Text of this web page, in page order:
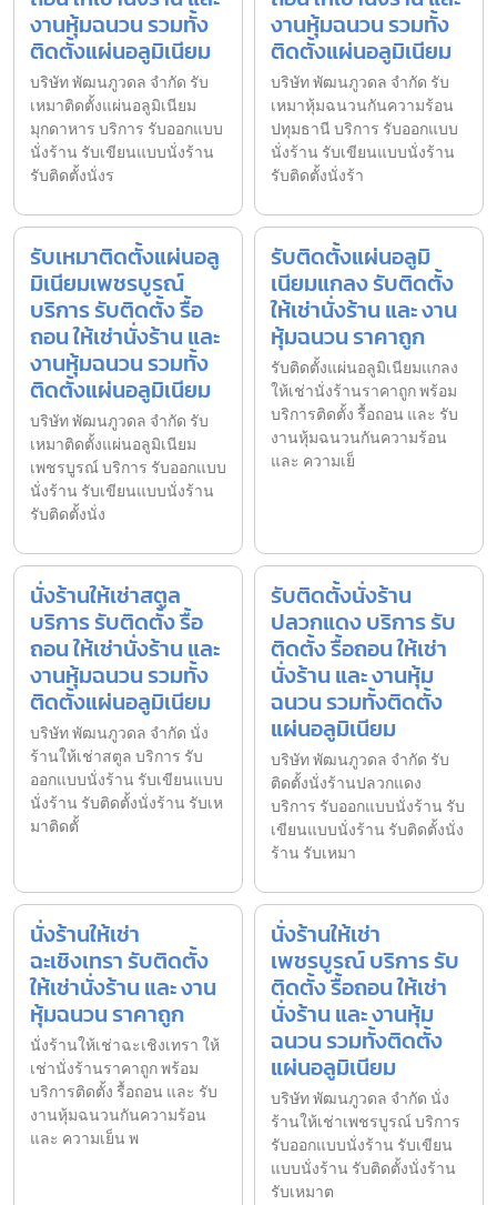
งานหุ้มฉนวน รวมทั้ง
ติดตั้งแผ่นอลูมิเนียม
บริษัท พัฒนภูวดล จำกัด รับ
เหมาติดตั้งแผ่นอลูมิเนียม
มุกดาหาร บริการ รับออกแบบ
นั่งร้าน รับเขียนแบบนั่งร้าน
รับติดตั้งนั่งร
งานหุ้มฉนวน รวมทั้ง
ติดตั้งแผ่นอลูมิเนียม
บริษัท พัฒนภูวดล จำกัด รับ
เหมาหุ้มฉนวนกันความร้อน
ปทุมธานี บริการ รับออกแบบ
นั่งร้าน รับเขียนแบบนั่งร้าน
รับติดตั้งนั่งร้า
รับเหมาติดตั้งแผ่นอลู
มิเนียมเพชรบูรณ์
บริการ รับติดตั้ง รื้อ
ถอน ให้เช่านั่งร้าน และ
งานหุ้มฉนวน รวมทั้ง
ติดตั้งแผ่นอลูมิเนียม
บริษัท พัฒนภูวดล จำกัด รับ
เหมาติดตั้งแผ่นอลูมิเนียม
เพชรบูรณ์ บริการ รับออกแบบ
นั่งร้าน รับเขียนแบบนั่งร้าน
รับติดตั้งนั่ง
รับติดตั้งแผ่นอลูมิ
เนียมแกลง รับติดตั้ง
ให้เช่านั่งร้าน และ งาน
หุ้มฉนวน ราคาถูก
รับติดตั้งแผ่นอลูมิเนียมแกลง
ให้เช่านั่งร้านราคาถูก พร้อม
บริการติดตั้ง รื้อถอน และ รับ
งานหุ้มฉนวนกันความร้อน
และ ความเย็
นั่งร้านให้เช่าสตูล
บริการ รับติดตั้ง รื้อ
ถอน ให้เช่านั่งร้าน และ
งานหุ้มฉนวน รวมทั้ง
ติดตั้งแผ่นอลูมิเนียม
บริษัท พัฒนภูวดล จำกัด นั่ง
ร้านให้เช่าสตูล บริการ รับ
ออกแบบนั่งร้าน รับเขียนแบบ
นั่งร้าน รับติดตั้งนั่งร้าน รับเห
มาติดตั้
รับติดตั้งนั่งร้าน
ปลวกแดง บริการ รับ
ติดตั้ง รื้อถอน ให้เช่า
นั่งร้าน และ งานหุ้ม
ฉนวน รวมทั้งติดตั้ง
แผ่นอลูมิเนียม
บริษัท พัฒนภูวดล จำกัด รับ
ติดตั้งนั่งร้านปลวกแดง
บริการ รับออกแบบนั่งร้าน รับ
เขียนแบบนั่งร้าน รับติดตั้งนั่ง
ร้าน รับเหมา
นั่งร้านให้เช่า
ฉะเชิงเทรา รับติดตั้ง
ให้เช่านั่งร้าน และ งาน
หุ้มฉนวน ราคาถูก
นั่งร้านให้เช่าฉะเชิงเทรา ให้
เช่านั่งร้านราคาถูก พร้อม
บริการติดตั้ง รื้อถอน และ รับ
งานหุ้มฉนวนกันความร้อน
และ ความเย็น พ
นั่งร้านให้เช่า
เพชรบูรณ์ บริการ รับ
ติดตั้ง รื้อถอน ให้เช่า
นั่งร้าน และ งานหุ้ม
ฉนวน รวมทั้งติดตั้ง
แผ่นอลูมิเนียม
บริษัท พัฒนภูวดล จำกัด นั่ง
ร้านให้เช่าเพชรบูรณ์ บริการ
รับออกแบบนั่งร้าน รับเขียน
แบบนั่งร้าน รับติดตั้งนั่งร้าน
รับเหมาต